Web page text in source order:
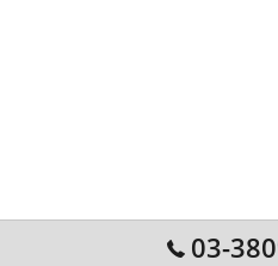
03-